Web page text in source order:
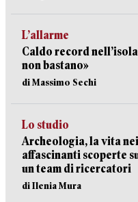
L’allarme
Caldo record
non bastano»
di Massimo Sechi
Lo studio
Archeologia, la vita
affascinanti scoperte
un team di ricercatori
di Ilenia Mura